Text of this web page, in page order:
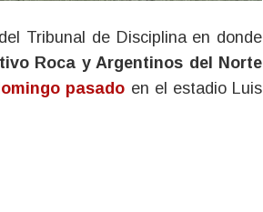
Roca y Argentinos del Norte
pasado en el estadio Luis